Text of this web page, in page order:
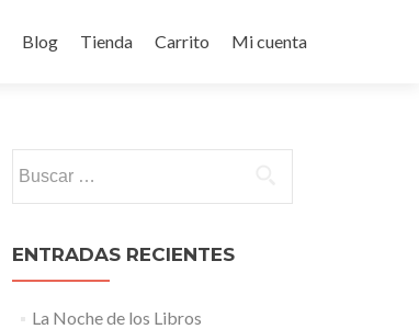
Blog Tienda Carrito Mi cuenta
ENTRADAS RECIENTES
La Noche de los Libros